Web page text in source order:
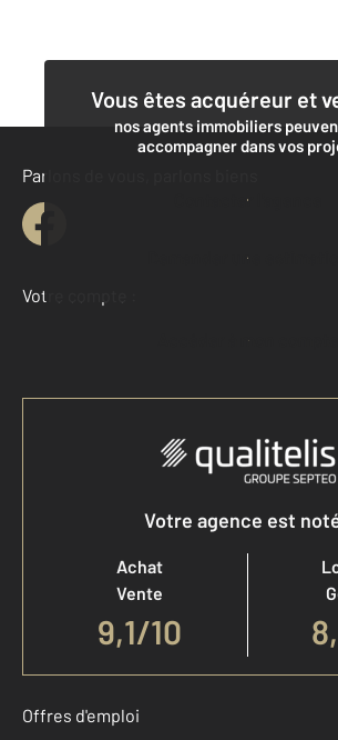
Vous êtes acquéreur et
nos agents immobiliers
accompagner dans vos
Contacter l'agence
Demander une estimation
Parlons de vous, parlons biens
Votre compte :
Accéder à mon compte
Votre agence est
Achat
Vente
9,1/10
Offres d'emploi